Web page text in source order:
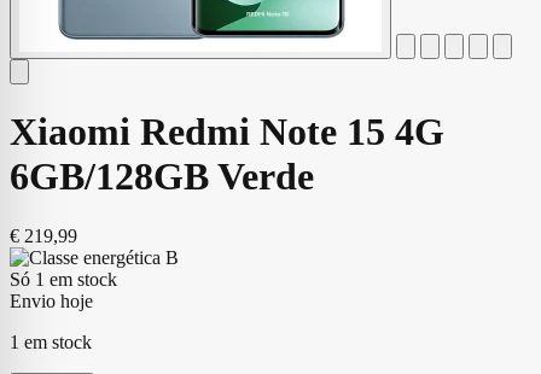
Xiaomi Redmi Note 15 4G
6GB/128GB Verde
€ 219,99
Só 1 em stock
Envio hoje
1 em stock